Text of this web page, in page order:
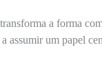
a forma
assumir um papel